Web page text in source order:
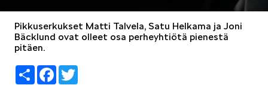
Pikkuserkukset Matti Talvela, Satu Helkama ja Joni
Bäcklund ovat olleet osa perheyhtiötä pienestä
pitäen.
ShareFacebook